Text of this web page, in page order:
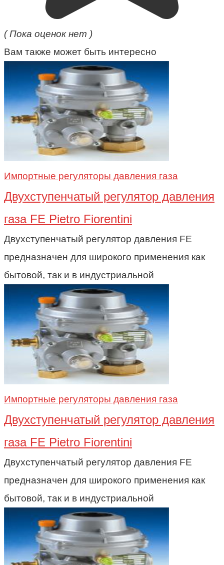
( Пока оценок нет )
Вам также может быть интересно
Импортные регуляторы давления газа
Двухступенчатый регулятор давления
газа FE Pietro Fiorentini
Двухступенчатый регулятор давления FE
предназначен для широкого применения как
бытовой, так и в индустриальной
Импортные регуляторы давления газа
Двухступенчатый регулятор давления
газа FE Pietro Fiorentini
Двухступенчатый регулятор давления FE
предназначен для широкого применения как
бытовой, так и в индустриальной